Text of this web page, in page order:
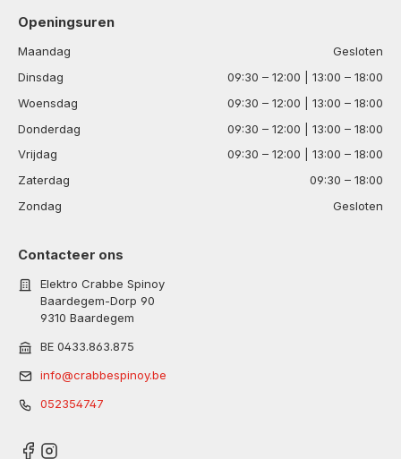
Openingsuren
Maandag
Gesloten
Dinsdag
09:30 – 12:00 | 13:00 – 18:00
Woensdag
09:30 – 12:00 | 13:00 – 18:00
Donderdag
09:30 – 12:00 | 13:00 – 18:00
Vrijdag
09:30 – 12:00 | 13:00 – 18:00
Zaterdag
09:30 – 18:00
Zondag
Gesloten
Contacteer ons
Elektro Crabbe Spinoy
Baardegem-Dorp 90
9310 Baardegem
BE 0433.863.875
info@crabbespinoy.be
052354747